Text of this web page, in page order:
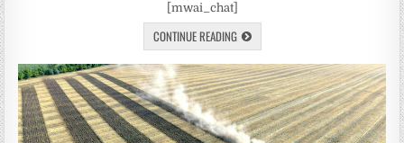
[mwai_chat]
CONTINUE READING